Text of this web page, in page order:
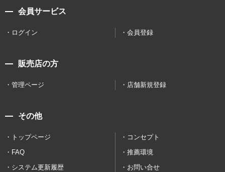
会員サービス
ログイン 会員登録
販売店の方
管理ページ 店舗新規登録
その他
トップページ
コンセプト
FAQ
推薦環境
システム更新履歴
お問い合せ